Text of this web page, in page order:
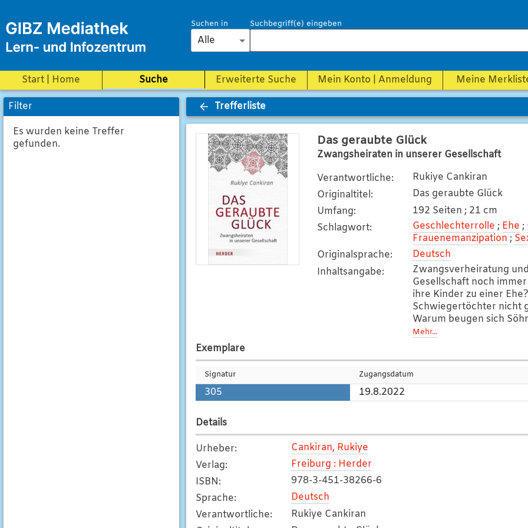
Suchen in
Alle
Suchbegriff(e) eingeben
Start | Home Suche Erweiterte Suche Mein Konto | Anmeldung Meine
Filter
Es wurden keine Treffer
gefunden.
Trefferliste
Das geraubte Glück
Zwangsheiraten in unserer Gesellschaft
Verantwortliche:
Rukiye Cankiran
Originaltitel:
Das geraubte Glück
Umfang:
192 Seiten ; 21 cm
Schlagwort: Geschlechterrolle ; Ehe ;
Frauenemanzipation ;
Originalsprache:
Deutsch
Inhaltsangabe:
Zwangsverheiratung
Gesellschaft noch
ihre Kinder zu einer
Schwiegertöchter nicht
Warum beugen sich
betrachten Männer
Cankiran die
Zwangsverheiratung,
Phänomene, bei denen
man reagieren muss.
die Rolle der Frau in der
Mehr...
Exemplare
Signatur Zugangsdatum
305 19.8.2022
Details
Urheber:
Cankiran, Rukiye
Verlag:
Freiburg : Herder
ISBN:
978-3-451-38266-6
Sprache:
Deutsch
Verantwortliche:
Rukiye Cankiran